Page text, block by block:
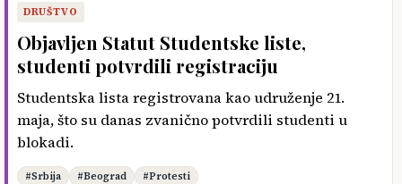
DRUŠTVO
Objavljen Statut Studentske liste,
studenti potvrdili registraciju
Studentska lista registrovana kao udruženje 21.
maja, što su danas zvanično potvrdili studenti u
blokadi.
#Srbija #Beograd #Protesti